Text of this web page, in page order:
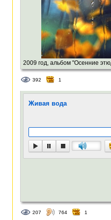
2009 год, альбом "Осенние
392 1
Живая вода
207 764 1